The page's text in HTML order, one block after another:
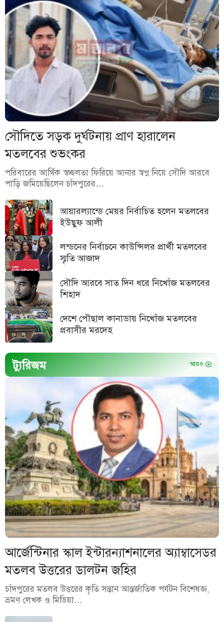
সৌদিতে সড়ক দুর্ঘটনায় প্রাণ হারালেন
মতলবের শুভংকর
পরিবারের আর্থিক স্বচ্ছলতা ফিরিয়ে আনার স্বপ্ন নিয়ে সৌদি আরবে
পাড়ি জমিয়েছিলেন চাঁদপুরের…
আয়ারল্যান্ডে মেয়র নির্বাচিত হলেন মতলবের
ইউছুফ আলী
লন্ডনের নির্বাচনে কাউন্সিলর প্রার্থী মতলবের
স্মৃতি আজাদ
সৌদি আরবে সাত দিন ধরে নিখোঁজ মতলবের
শিহাদ
দেশে পৌছাল কানাডায় নিখোঁজ মতলবের
প্রবাসীর মরদেহ
ট্যুরিজম আরও
আর্জেন্টিনার স্কাল ইন্টারন্যাশনালের অ্যাম্বাসেডর
মতলব উত্তরের ডালটন জহির
চাঁদপুরের মতলব উত্তরের কৃতি সন্তান আন্তর্জাতিক পর্যটন বিশেষজ্ঞ,
ভ্রমণ লেখক ও মিডিয়া…